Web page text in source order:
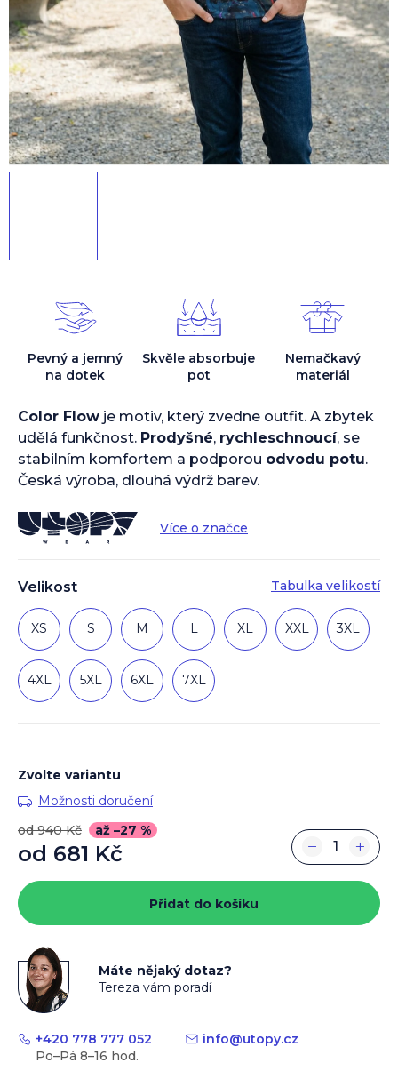
Velikost Tabulka velikostí
XS S M L XL XXL 3XL
4XL 5XL 6XL 7XL
Color Flow je motiv, který zvedne outfit. A zbytek
udělá funkčnost. Prodyšné, rychleschnoucí, se
stabilním komfortem a podporou odvodu potu.
Česká výroba, dlouhá výdrž barev.
Více o značce
Pevný a jemný
na dotek
Skvěle absorbuje
pot
Nemačkavý
materiál
Zvolte variantu
Možnosti doručení
od 940 Kč
až –27 %
od 681 Kč
cena:
+
−
Přidat do košíku
Máte nějaký dotaz?
Tereza vám poradí
+420 778 777 052 info@utopy.cz